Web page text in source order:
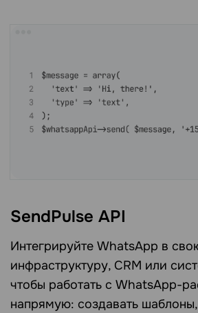
SendPulse API
Интегрируйте WhatsApp в
инфраструктуру, CRM или
чтобы работать с WhatsApp-
напрямую: создавать шаблоны,